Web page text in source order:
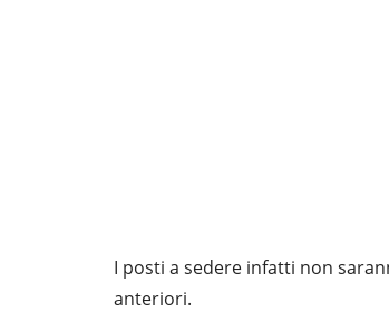
I posti a sedere infatti non
anteriori.